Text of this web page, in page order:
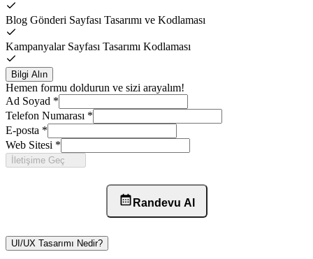
Blog Gönderi Sayfası Tasarımı ve Kodlaması
Kampanyalar Sayfası Tasarımı Kodlaması
Bilgi Alın
Hemen formu doldurun ve sizi arayalım!
Ad Soyad *
Telefon Numarası *
E-posta *
Web Sitesi *
İletişime Geç
Randevu Al
UI/UX Tasarımı Nedir?